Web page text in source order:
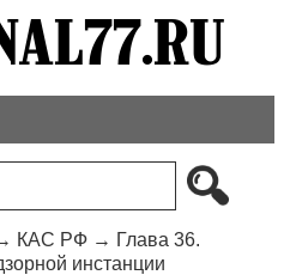
КАС РФ→ Глава 36.
инстанции